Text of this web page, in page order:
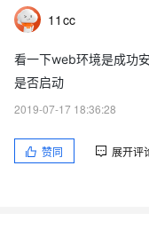
11cc
看一下web环境是成功
是否启动
2019-07-17 18:36:28
赞同 展开评